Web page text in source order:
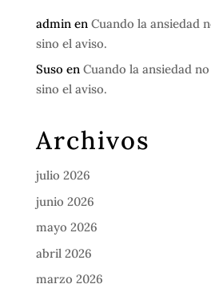
adminen Cuando la ansiedad
sino el aviso.
Suso en Cuando la ansiedad
sino el aviso.
Archivos
julio 2026
junio 2026
mayo 2026
abril 2026
marzo 2026